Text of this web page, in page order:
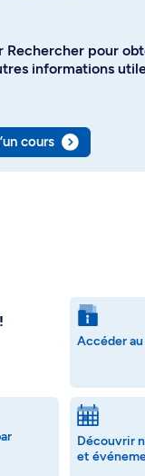
Rechercher pour
informations
cours
Accéder
Découvrir
et